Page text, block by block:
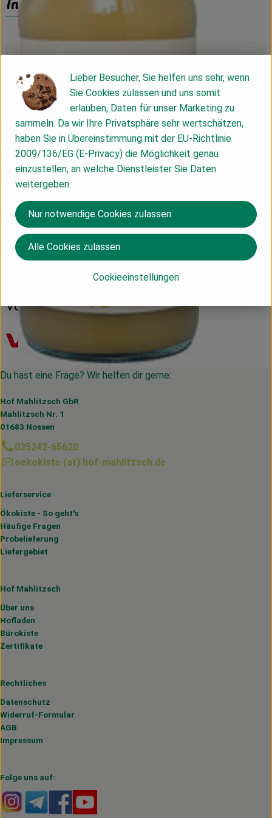
Zutaten
Nährwert-Info
Herkunft
Voelkel
Du hast eine Frage? Wir helfen dir gerne:
Hof Mahlitzsch GbR
Mahlitzsch Nr. 1
01683 Nossen
035242-65620
oekokiste (at) hof-mahlitzsch.de
Lieferservice
Ökokiste - So geht's
Häufige Fragen
Probelieferung
Liefergebiet
Hof Mahlitzsch
Über uns
Hofladen
Bürokiste
Zertifikate
Rechtliches
Datenschutz
Widerruf-Formular
AGB
Impressum
Folge uns auf:
Externer Link zu https://www.instagram.com/
Externer Link zu https://t.me/s/hofmahlitzsch
Externer Link zu https://www.facebook.com/
Lieber Besucher, Sie helfen uns sehr, wenn
Sie Cookies zulassen und uns somit
erlauben, Daten für unser Marketing zu
sammeln. Da wir Ihre Privatsphäre sehr wertschätzen,
haben Sie in Übereinstimmung mit der EU-Richtlinie
2009/136/EG (E-Privacy) die Möglichkeit genau
einzustellen, an welche Dienstleister Sie Daten
weitergeben.
Cookieeinstellungen
Nur notwendige Cookies zulassen
Alle Cookies zulassen